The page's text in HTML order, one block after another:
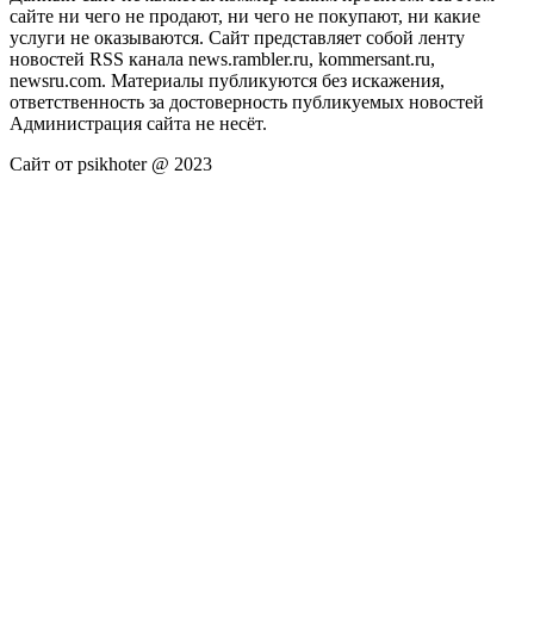
сайте ни чего не продают, ни чего не покупают, ни какие
услуги не оказываются. Сайт представляет собой ленту
новостей RSS канала news.rambler.ru, kommersant.ru,
newsru.com. Материалы публикуются без искажения,
ответственность за достоверность публикуемых новостей
Администрация сайта не несёт.
Сайт от psikhoter @ 2023